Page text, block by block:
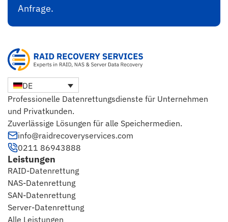
Anfrage.
DE
Professionelle Datenrettungsdienste für Unternehmen
und Privatkunden.
Zuverlässige Lösungen für alle Speichermedien.
info@raidrecoveryservices.com
0211 86943888
Leistungen
RAID-Datenrettung
NAS-Datenrettung
SAN-Datenrettung
Server-Datenrettung
Alle Leistungen